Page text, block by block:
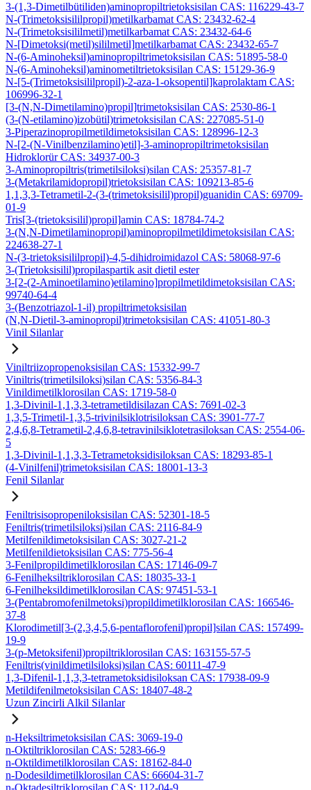
3-(1,3-Dimetilbütiliden)aminopropiltrietoksisilan CAS: 116229-43-7
N-(Trimetoksisililpropil)metilkarbamat CAS: 23432-62-4
N-(Trimetoksisililmetil)metilkarbamat CAS: 23432-64-6
N-[Dimetoksi(metil)sililmetil]metilkarbamat CAS: 23432-65-7
N-(6-Aminoheksil)aminopropiltrimetoksisilan CAS: 51895-58-0
N-(6-Aminoheksil)aminometiltrietoksisilan CAS: 15129-36-9
N-[5-(Trimetoksisililpropil)-2-aza-1-oksopentil]kaprolaktam CAS:
106996-32-1
[3-(N,N-Dimetilamino)propil]trimetoksisilan CAS: 2530-86-1
(3-(N-etilamino)izobütil)trimetoksisilan CAS: 227085-51-0
3-Piperazinopropilmetildimetoksisilan CAS: 128996-12-3
N-[2-(N-Vinilbenzilamino)etil]-3-aminopropiltrimetoksisilan
Hidroklorür CAS: 34937-00-3
3-Aminopropiltris(trimetilsiloksi)silan CAS: 25357-81-7
3-(Metakrilamidopropil)trietoksisilan CAS: 109213-85-6
1,1,3,3-Tetrametil-2-(3-(trimetoksisilil)propil)guanidin CAS: 69709-
01-9
Tris[3-(trietoksisilil)propil]amin CAS: 18784-74-2
3-(N,N-Dimetilaminopropil)aminopropilmetildimetoksisilan CAS:
224638-27-1
N-(3-trietoksisililpropil)-4,5-dihidroimidazol CAS: 58068-97-6
3-(Trietoksisilil)propilaspartik asit dietil ester
3-[2-(2-Aminoetilamino)etilamino]propilmetildimetoksisilan CAS:
99740-64-4
3-(Benzotriazol-1-il) propiltrimetoksisilan
(N,N-Dietil-3-aminopropil)trimetoksisilan CAS: 41051-80-3
Vinil Silanlar
Viniltriizopropenoksisilan CAS: 15332-99-7
Viniltris(trimetilsiloksi)silan CAS: 5356-84-3
Vinildimetilklorosilan CAS: 1719-58-0
1,3-Divinil-1,1,3,3-tetrametildisilazan CAS: 7691-02-3
1,3,5-Trimetil-1,3,5-trivinilsiklotrisiloksan CAS: 3901-77-7
2,4,6,8-Tetrametil-2,4,6,8-tetravinilsiklotetrasiloksan CAS: 2554-06-
5
1,3-Divinil-1,1,3,3-Tetrametoksidisiloksan CAS: 18293-85-1
(4-Vinilfenil)trimetoksisilan CAS: 18001-13-3
Fenil Silanlar
Feniltrisisopropeniloksisilan CAS: 52301-18-5
Feniltris(trimetilsiloksi)silan CAS: 2116-84-9
Metilfenildimetoksisilan CAS: 3027-21-2
Metilfenildietoksisilan CAS: 775-56-4
3-Fenilpropildimetilklorosilan CAS: 17146-09-7
6-Fenilheksiltriklorosilan CAS: 18035-33-1
6-Fenilheksildimetilklorosilan CAS: 97451-53-1
3-(Pentabromofenilmetoksi)propildimetilklorosilan CAS: 166546-
37-8
Klorodimetil[3-(2,3,4,5,6-pentaflorofenil)propil]silan CAS: 157499-
19-9
3-(p-Metoksifenil)propiltriklorosilan CAS: 163155-57-5
Feniltris(vinildimetilsiloksi)silan CAS: 60111-47-9
1,3-Difenil-1,1,3,3-tetrametoksidisiloksan CAS: 17938-09-9
Metildifenilmetoksisilan CAS: 18407-48-2
Uzun Zincirli Alkil Silanlar
n-Heksiltrimetoksisilan CAS: 3069-19-0
n-Oktiltriklorosilan CAS: 5283-66-9
n-Oktildimetilklorosilan CAS: 18162-84-0
n-Dodesildimetilklorosilan CAS: 66604-31-7
n-Oktadesiltriklorosilan CAS: 112-04-9